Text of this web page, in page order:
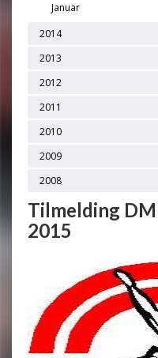
Januar
2014
2013
2012
2011
2010
2009
2008
Tilmelding
2015